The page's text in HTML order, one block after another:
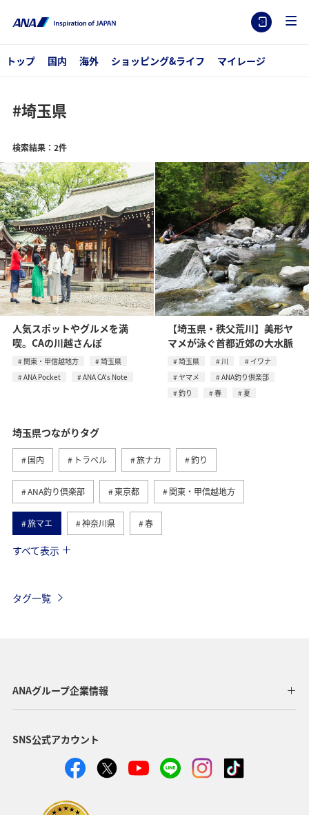
トップ 国内 海外 ショッピング&ライフ マイレージ
#埼玉県
検索結果：2件
人気スポットやグルメを満
喫。CAの川越さんぽ
関東・甲信越地方
埼玉県
ANA Pocket
ANA CA's Note
【埼玉県・秩父荒川】美形ヤ
マメが泳ぐ首都近郊の大水脈
埼玉県 川
イワナ
ヤマメ
ANA釣り倶楽部
釣り
春 夏
埼玉県つながりタグ
国内 トラベル 旅ナカ 釣り
ANA釣り倶楽部 東京都 関東・甲信越地方
旅マエ 神奈川県 春
川 ANA Pocket
すべて表示
タグ一覧
ANAグループ企業情報
SNS公式アカウント